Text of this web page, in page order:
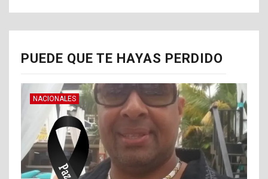
PUEDE QUE TE HAYAS PERDIDO
NACIONALES